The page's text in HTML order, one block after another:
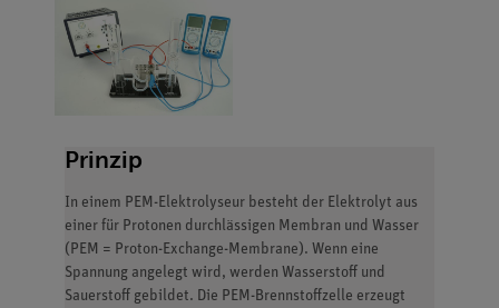
Prinzip
In einem PEM-Elektrolyseur besteht der Elektrolyt aus
einer für Protonen durchlässigen Membran und Wasser
(PEM = Proton-Exchange-Membrane). Wenn eine
Spannung angelegt wird, werden Wasserstoff und
Sauerstoff gebildet. Die PEM-Brennstoffzelle erzeugt